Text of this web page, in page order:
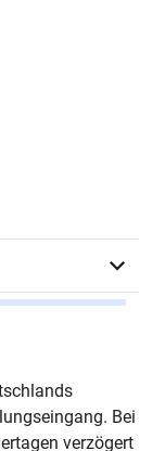
Bei
verzögert